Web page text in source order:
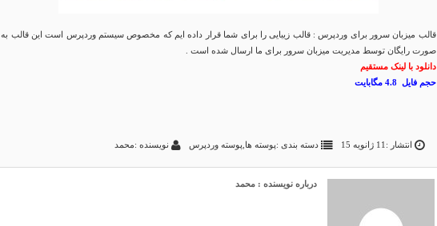
قالب میزبان سرور برای وردپرس : قالب زیبایی را برای شما قرار داده ایم که مخصوص سیستم وردپرس است این قالب به
صورت رایگان توسط مدیریت میزبان سرور برای ما ارسال شده است .
دانلود با لینک مستقیم
حجم فایل 4.8 مگابایت
انتشار :11 ژانویه 15 دسته بندی :پوسته ها پوسته وردپرس نویسنده :محمد
درباره نویسنده : محمد